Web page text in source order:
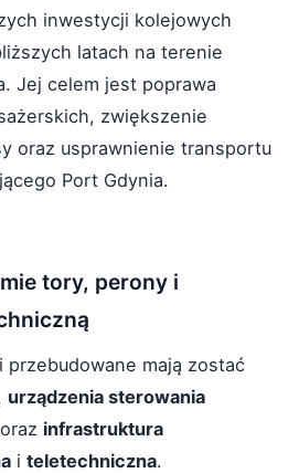
inwestycji kolejowych
latach na terenie
Jej celem jest poprawa
zwiększenie
oraz usprawnienie transportu
Port Gdynia.
tory, perony i
przebudowane mają zostać
urządzenia sterowania
oraz infrastruktura
i teletechniczna.